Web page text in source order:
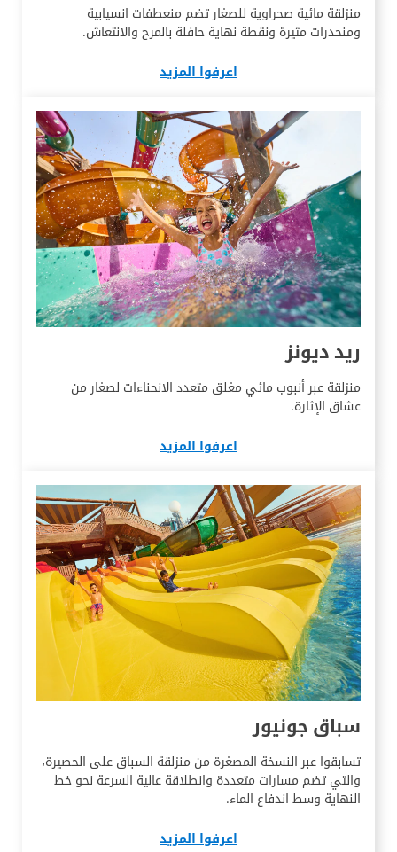
منزلقة مائية صحراوية للصغار تضم منعطفات انسيابية
ومنحدرات مثيرة ونقطة نهاية حافلة بالمرح والانتعاش.
اعرفوا المزيد
ريد ديونز
منزلقة عبر أنبوب مائي مغلق متعدد الانحناءات لصغار من
عشاق الإثارة.
اعرفوا المزيد
سباق جونيور
تسابقوا عبر النسخة المصغرة من منزلقة السباق على الحصيرة،
والتي تضم مسارات متعددة وانطلاقة عالية السرعة نحو خط
النهاية وسط اندفاع الماء.
اعرفوا المزيد